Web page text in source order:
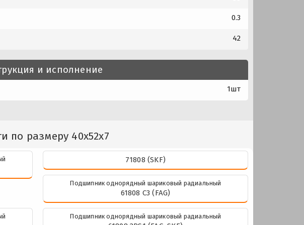
0.3
42
и исполнение
1шт
по размеру 40x52x7
71808 (SKF)
Подшипник однорядный шариковый радиальный
61808 C3 (FAG)
Подшипник однорядный шариковый радиальный